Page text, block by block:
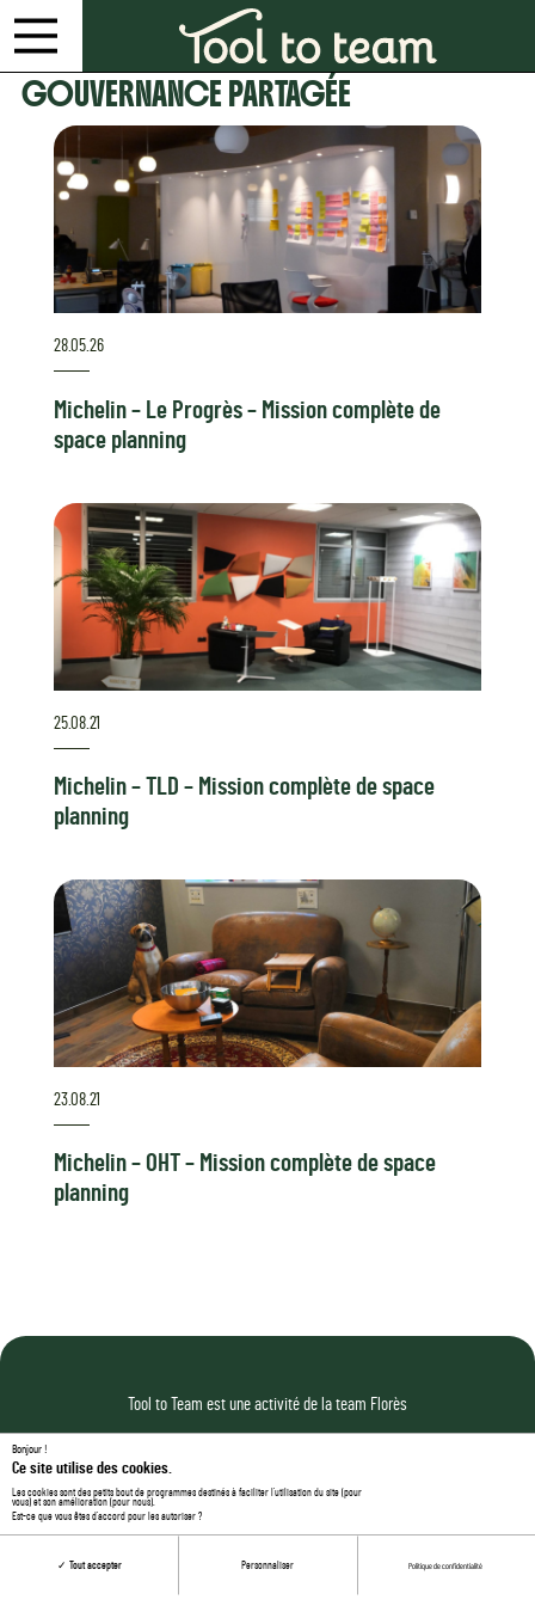
GOUVERNANCE PARTAGÉE
Voir
28.05.26
Michelin – Le Progrès – Mission complète de
space planning
25.08.21
Michelin – TLD – Mission complète de space
planning
23.08.21
Michelin – OHT – Mission complète de space
planning
Tool to Team est une activité de la team Florès
MENTIONS LÉGALES
POLITIQUE DE CONFIDENTIALITÉ
Bonjour !
Ce site utilise des cookies.
Les cookies sont des petits bout de programmes destinés à faciliter l’utilisation du site (pour
vous) et son amélioration (pour nous).
Est-ce que vous êtes d’accord pour les autoriser ?
Tout accepter Personnaliser Politique de confidentialité